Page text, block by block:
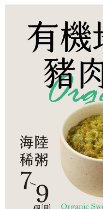
易，需依本服務之必要範圍內提供
２．關於個人資料處理事宜，請瀏
https://aftee.tw/terms/#terms3
３．未成年的使用者請事先徵得
「AFTEE先享後付」，若未經同意
４．使用「AFTEE先享後付」時
時審查核予不同之上限額度；若仍
請求用戶進行身份認證。
５．嚴禁一人註冊多個帳號或使
恩沛科技股份有限公司將有權停